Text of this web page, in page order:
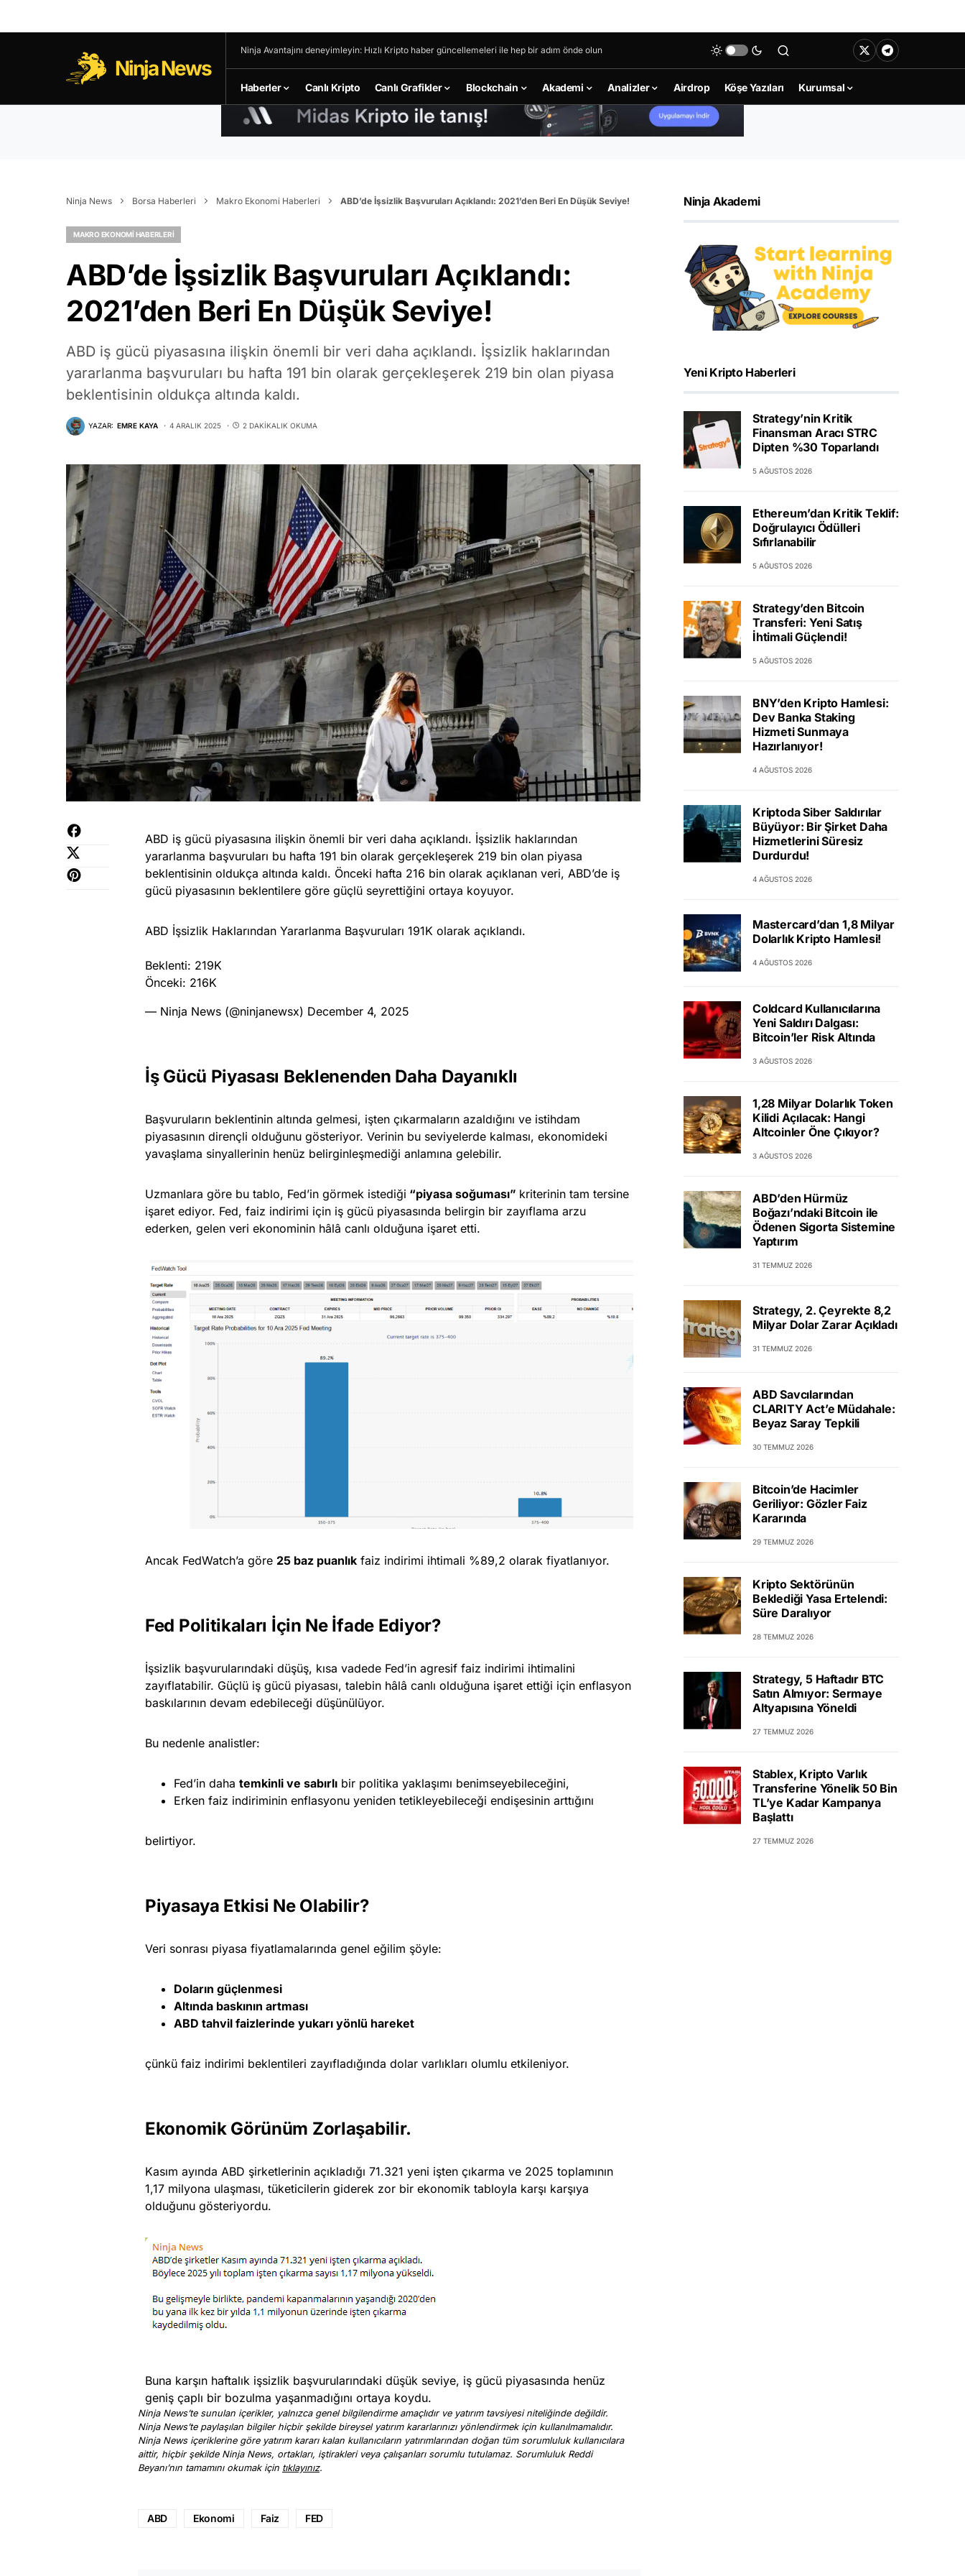
Ninja News
Ninja Avantajını deneyimleyin: Hızlı Kripto haber güncellemeleri ile hep bir adım önde olun
Haberler Canlı Kripto Canlı Grafikler Blockchain Akademi Analizler Airdrop Köşe Yazıları Kurumsal
Ninja News Borsa Haberleri Makro Ekonomi Haberleri ABD’de İşsizlik Başvuruları Açıklandı: 2021’den Beri En Düşük Seviye!
MAKRO EKONOMI HABERLERI
ABD’de İşsizlik Başvuruları Açıklandı:
2021’den Beri En Düşük Seviye!
ABD iş gücü piyasasına ilişkin önemli bir veri daha açıklandı. İşsizlik haklarından
yararlanma başvuruları bu hafta 191 bin olarak gerçekleşerek 219 bin olan piyasa
beklentisinin oldukça altında kaldı.
YAZAR: EMRE KAYA 4 ARALIK 2025 2 DAKIKALIK OKUMA
ABD iş gücü piyasasına ilişkin önemli bir veri daha açıklandı. İşsizlik haklarından
yararlanma başvuruları bu hafta 191 bin olarak gerçekleşerek 219 bin olan piyasa
beklentisinin oldukça altında kaldı. Önceki hafta 216 bin olarak açıklanan veri, ABD’de iş
gücü piyasasının beklentilere göre güçlü seyrettiğini ortaya koyuyor.
ABD İşsizlik Haklarından Yararlanma Başvuruları 191K olarak açıklandı.
Beklenti: 219K
Önceki: 216K
— Ninja News (@ninjanewsx) December 4, 2025
İş Gücü Piyasası Beklenenden Daha Dayanıklı
Başvuruların beklentinin altında gelmesi, işten çıkarmaların azaldığını ve istihdam
piyasasının dirençli olduğunu gösteriyor. Verinin bu seviyelerde kalması, ekonomideki
yavaşlama sinyallerinin henüz belirginleşmediği anlamına gelebilir.
Uzmanlara göre bu tablo, Fed’in görmek istediği “piyasa soğuması” kriterinin tam tersine
işaret ediyor. Fed, faiz indirimi için iş gücü piyasasında belirgin bir zayıflama arzu
ederken, gelen veri ekonominin hâlâ canlı olduğuna işaret etti.
Ancak FedWatch’a göre 25 baz puanlık faiz indirimi ihtimali %89,2 olarak fiyatlanıyor.
Fed Politikaları İçin Ne İfade Ediyor?
İşsizlik başvurularındaki düşüş, kısa vadede Fed’in agresif faiz indirimi ihtimalini
zayıflatabilir. Güçlü iş gücü piyasası, talebin hâlâ canlı olduğuna işaret ettiği için enflasyon
baskılarının devam edebileceği düşünülüyor.
Bu nedenle analistler:
Fed’in daha temkinli ve sabırlı bir politika yaklaşımı benimseyebileceğini,
Erken faiz indiriminin enflasyonu yeniden tetikleyebileceği endişesinin arttığını
belirtiyor.
Piyasaya Etkisi Ne Olabilir?
Veri sonrası piyasa fiyatlamalarında genel eğilim şöyle:
Doların güçlenmesi
Altında baskının artması
ABD tahvil faizlerinde yukarı yönlü hareket
çünkü faiz indirimi beklentileri zayıfladığında dolar varlıkları olumlu etkileniyor.
Ekonomik Görünüm Zorlaşabilir.
Kasım ayında ABD şirketlerinin açıkladığı 71.321 yeni işten çıkarma ve 2025 toplamının
1,17 milyona ulaşması, tüketicilerin giderek zor bir ekonomik tabloyla karşı karşıya
olduğunu gösteriyordu.
Buna karşın haftalık işsizlik başvurularındaki düşük seviye, iş gücü piyasasında henüz
geniş çaplı bir bozulma yaşanmadığını ortaya koydu.
Ninja News’te sunulan içerikler, yalnızca genel bilgilendirme amaçlıdır ve yatırım tavsiyesi niteliğinde değildir.
Ninja News’te paylaşılan bilgiler hiçbir şekilde bireysel yatırım kararlarınızı yönlendirmek için kullanılmamalıdır.
Ninja News içeriklerine göre yatırım kararı kalan kullanıcıların yatırımlarından doğan tüm sorumluluk kullanıcılara
aittir, hiçbir şekilde Ninja News, ortakları, iştirakleri veya çalışanları sorumlu tutulamaz. Sorumluluk Reddi
Beyanı’nın tamamını okumak için tıklayınız.
ABD Ekonomi Faiz FED
Ninja Akademi
Yeni Kripto Haberleri
Strategy’nin Kritik
Finansman Aracı STRC
Dipten %30 Toparlandı
5 AĞUSTOS 2026
Ethereum’dan Kritik Teklif:
Doğrulayıcı Ödülleri
Sıfırlanabilir
5 AĞUSTOS 2026
Strategy’den Bitcoin
Transferi: Yeni Satış
İhtimali Güçlendi!
5 AĞUSTOS 2026
BNY’den Kripto Hamlesi:
Dev Banka Staking
Hizmeti Sunmaya
Hazırlanıyor!
4 AĞUSTOS 2026
Kriptoda Siber Saldırılar
Büyüyor: Bir Şirket Daha
Hizmetlerini Süresiz
Durdurdu!
4 AĞUSTOS 2026
Mastercard’dan 1,8 Milyar
Dolarlık Kripto Hamlesi!
4 AĞUSTOS 2026
Coldcard Kullanıcılarına
Yeni Saldırı Dalgası:
Bitcoin’ler Risk Altında
3 AĞUSTOS 2026
1,28 Milyar Dolarlık Token
Kilidi Açılacak: Hangi
Altcoinler Öne Çıkıyor?
3 AĞUSTOS 2026
ABD’den Hürmüz
Boğazı’ndaki Bitcoin ile
Ödenen Sigorta Sistemine
Yaptırım
31 TEMMUZ 2026
Strategy, 2. Çeyrekte 8,2
Milyar Dolar Zarar Açıkladı
31 TEMMUZ 2026
ABD Savcılarından
CLARITY Act’e Müdahale:
Beyaz Saray Tepkili
30 TEMMUZ 2026
Bitcoin’de Hacimler
Geriliyor: Gözler Faiz
Kararında
29 TEMMUZ 2026
Kripto Sektörünün
Beklediği Yasa Ertelendi:
Süre Daralıyor
28 TEMMUZ 2026
Strategy, 5 Haftadır BTC
Satın Almıyor: Sermaye
Altyapısına Yöneldi
27 TEMMUZ 2026
Stablex, Kripto Varlık
Transferine Yönelik 50 Bin
TL’ye Kadar Kampanya
Başlattı
27 TEMMUZ 2026